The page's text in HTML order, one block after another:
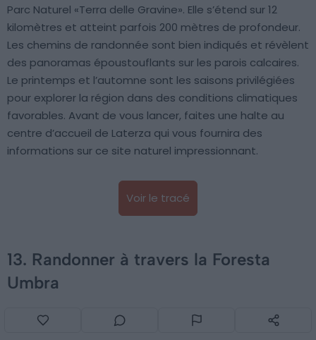
Parc Naturel «Terra delle Gravine». Elle s’étend sur 12
kilomètres et atteint parfois 200 mètres de profondeur.
Les chemins de randonnée sont bien indiqués et révèlent
des panoramas époustouflants sur les parois calcaires.
Le printemps et l’automne sont les saisons privilégiées
pour explorer la région dans des conditions climatiques
favorables. Avant de vous lancer, faites une halte au
centre d’accueil de Laterza qui vous fournira des
informations sur ce site naturel impressionnant.
Voir le tracé
13. Randonner à travers la Foresta
Umbra